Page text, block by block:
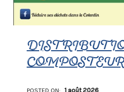
POSTED ON: 1 août 2026